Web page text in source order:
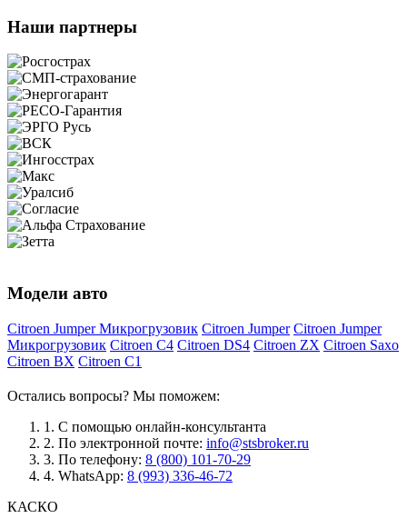
Наши партнеры
Модели авто
Citroen Jumper Микрогрузовик Citroen Jumper Citroen Jumper
Микрогрузовик Citroen C4 Citroen DS4 Citroen ZX Citroen Saxo
Citroen BX Citroen C1
Остались вопросы? Мы поможем:
1. С помощью онлайн-консультанта
2. По электронной почте: info@stsbroker.ru
3. По телефону: 8 (800) 101-70-29
4. WhatsApp: 8 (993) 336-46-72
КАСКО